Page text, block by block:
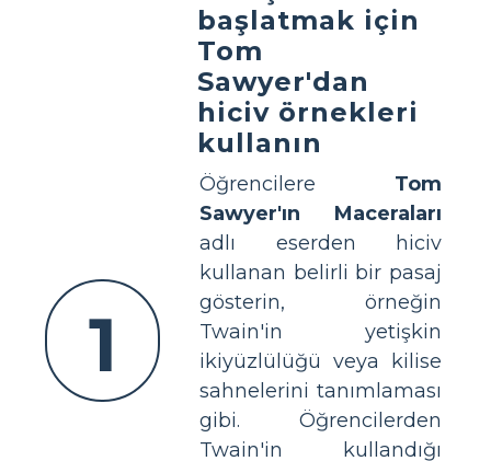
1
başlatmak için
Tom
Sawyer'dan
hiciv örnekleri
kullanın
Öğrencilere Tom
Sawyer'ın Maceraları
adlı eserden hiciv
kullanan belirli bir pasaj
gösterin, örneğin
Twain'in yetişkin
ikiyüzlülüğü veya kilise
sahnelerini tanımlaması
gibi. Öğrencilerden
Twain'in kullandığı